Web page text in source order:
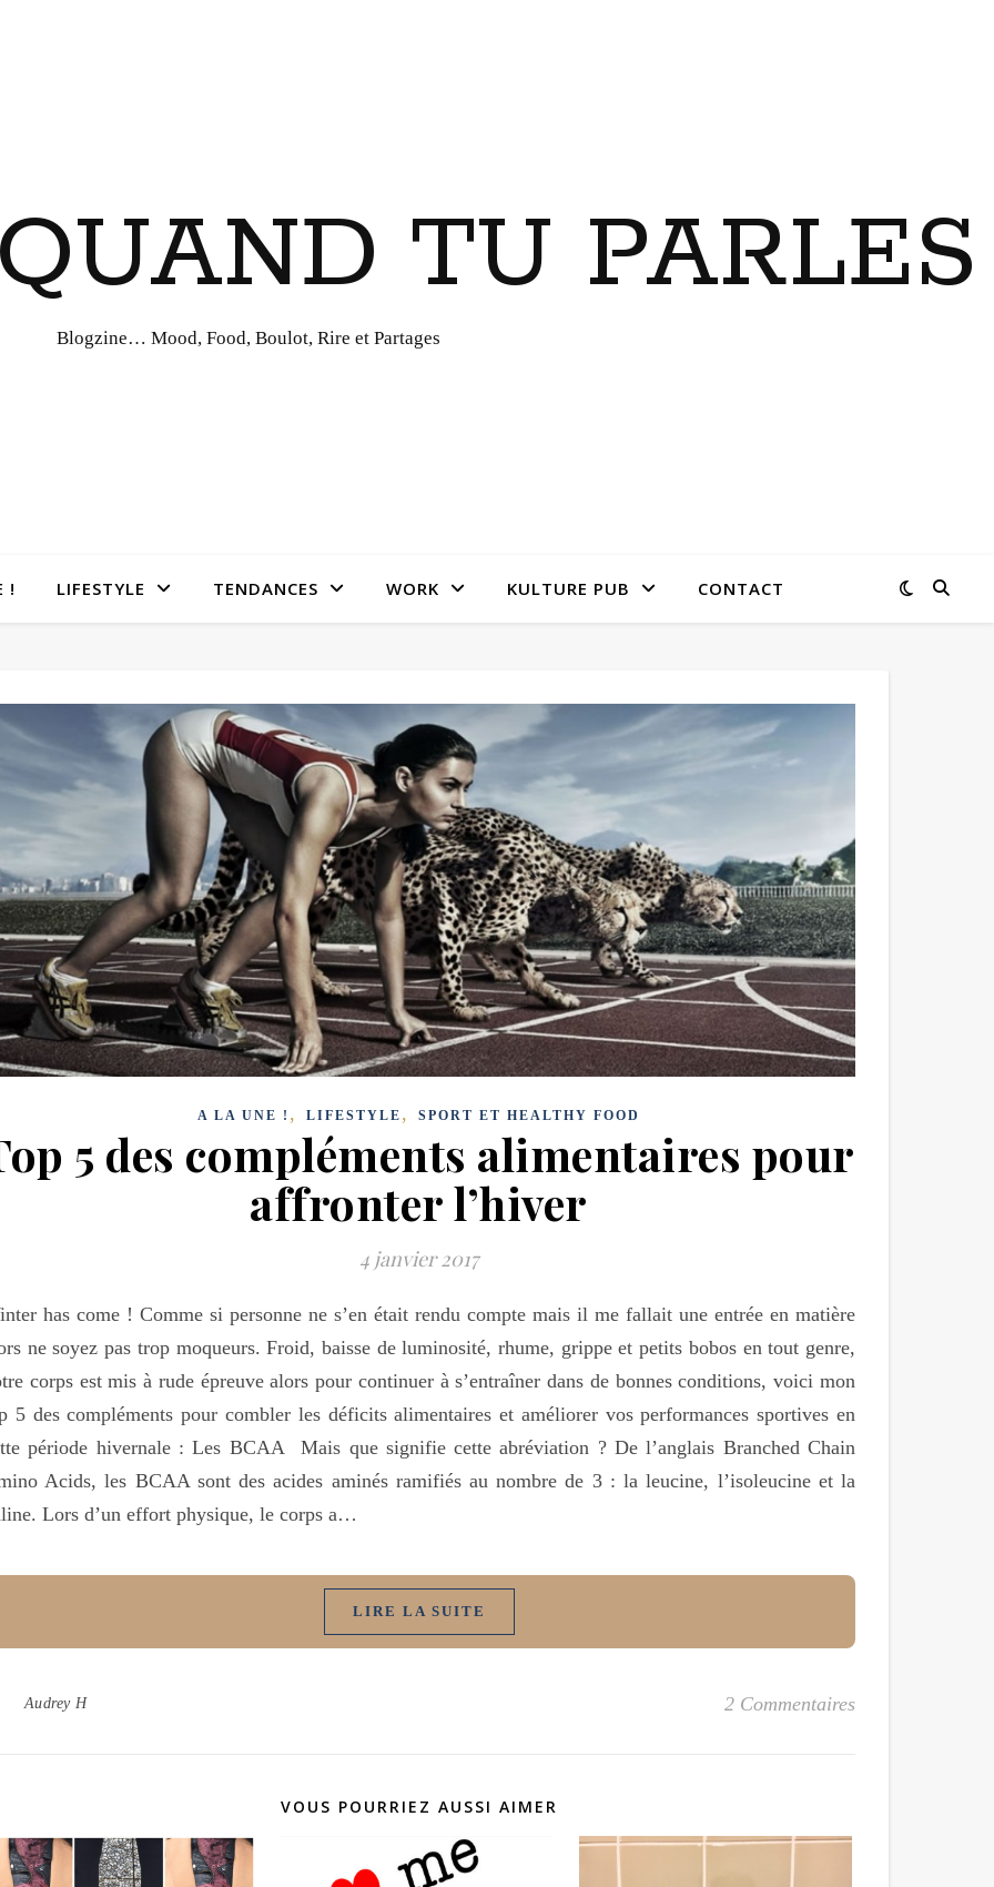
TU PARLES
Blogzine… Mood, Food, Boulot, Rire et Partages
! LIFESTYLE TENDANCES WORK KULTURE PUB CONTACT
A LA UNE ! , LIFESTYLE , SPORT ET HEALTHY FOOD
5 des compléments alimentaires pour
affronter l’hiver
4 janvier 2017
has come ! Comme si personne ne s’en était rendu compte mais il me fallait une entrée en matière
ne soyez pas trop moqueurs. Froid, baisse de luminosité, rhume, grippe et petits bobos en tout genre,
corps est mis à rude épreuve alors pour continuer à s’entraîner dans de bonnes conditions, voici mon
5 des compléments pour combler les déficits alimentaires et améliorer vos performances sportives en
période hivernale : Les BCAA Mais que signifie cette abréviation ? De l’anglais Branched Chain
Acids, les BCAA sont des acides aminés ramifiés au nombre de 3 : la leucine, l’isoleucine et la
Lors d’un effort physique, le corps a…
LIRE LA SUITE
Audrey H 2 Commentaires
VOUS POURRIEZ AUSSI AIMER